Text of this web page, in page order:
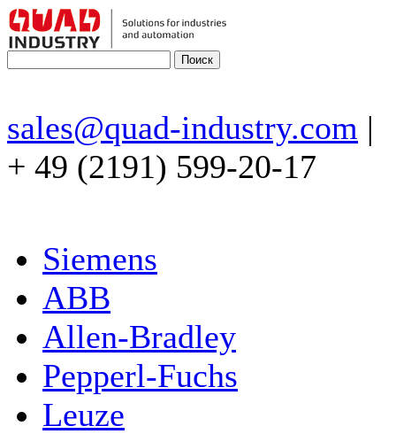
sales@quad-industry.com |
+ 49 (2191) 599-20-17
Siemens
ABB
Allen-Bradley
Pepperl-Fuchs
Leuze